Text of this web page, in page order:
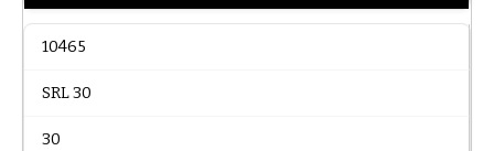
10465
SRL 30
30